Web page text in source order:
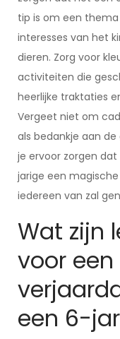
tip is om een
interesses van het
dieren. Zorg voor
activiteiten die
heerlijke traktaties
Vergeet niet om
als bedankje aan
je ervoor zorgen
jarige een
iedereen van zal
Wat zijn
voor een
een 6-